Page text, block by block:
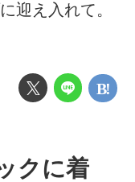
迎え入れて。
クに着